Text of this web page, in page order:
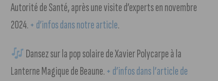
Autorité de Santé, après une visite d’experts en novembre
2024.+ d’infos dans notre article.
Dansez sur la pop solaire de Xavier Polycarpe à la
Lanterne Magique de Beaune.+ d’infos dans l’article de